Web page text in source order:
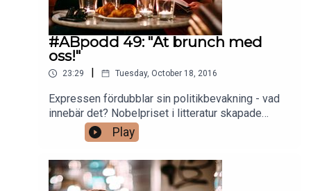
#ABpodd 49: "Ät brunch med
oss!"
23:29 Tuesday, October 18, 2016
Expressen fördubblar sin politikbevakning - vad
innebär det? Nobelpriset i litteratur skapade
tumult på landets redaktioner + vi vill bjuda er på
Play